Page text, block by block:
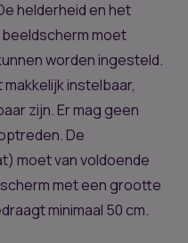
helderheid en het
moet
worden ingesteld.
instelbaar,
zijn. Er mag geen
De
moet van voldoende
met een grootte
minimaal 50 cm.